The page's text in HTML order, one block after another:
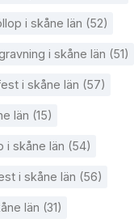
i skåne län (52)
i skåne län (51)
i skåne län (57)
län (15)
i skåne län (54)
i skåne län (56)
län (31)